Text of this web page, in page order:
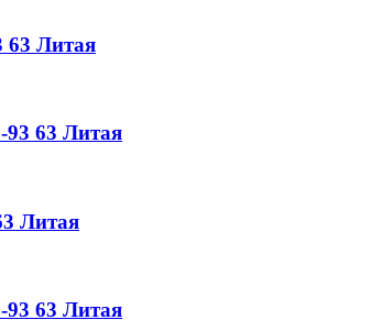
63 Литая
93 63 Литая
Литая
93 63 Литая